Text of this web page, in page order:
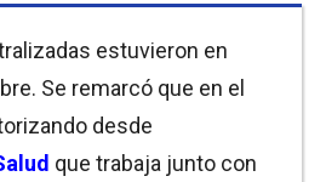
estuvieron en
Se remarcó que en el
desde
que trabaja junto con